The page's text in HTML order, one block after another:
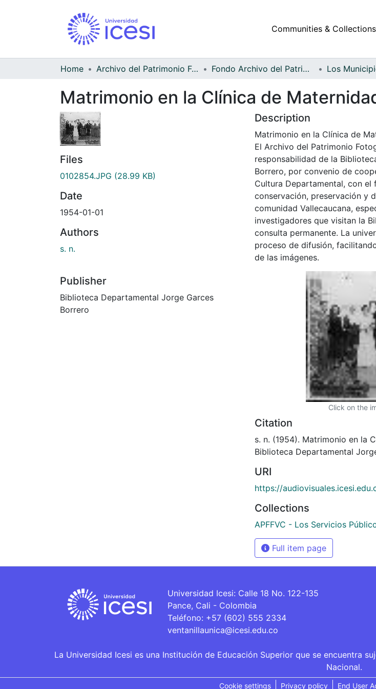
Communities & Collections
Home Archivo del Patrimonio Fotográfico y Fílmico del Valle del Cauca Fondo Archivo del Patrimonio Fotográfico y Fílmico del Valle del Cauca Los
Matrimonio en la Clínica de
Files
0102854.JPG (28.99 KB)
Date
1954-01-01
Authors
s. n.
Publisher
Biblioteca Departamental Jorge Garces
Borrero
Description
Matrimonio en la Clínica de
El Archivo del Patrimonio
responsabilidad de la
Borrero, por convenio de
Cultura Departamental, con el
conservación, preservación y
comunidad Vallecaucana,
investigadores que visitan la
consulta permanente. La
proceso de difusión,
de las imágenes.
Click on the
Citation
s. n. (1954). Matrimonio en la
Biblioteca Departamental
URI
https://
Collections
APFFVC - Los Servicios
Full item page
Universidad Icesi: Calle 18 No. 122-135
Pance, Cali - Colombia
Teléfono: +57 (602) 555 2334
ventanillaunica@icesi.edu.co
La Universidad Icesi es una Institución de Educación Superior que se encuentra
Nacional.
Cookie settings Privacy policy End User